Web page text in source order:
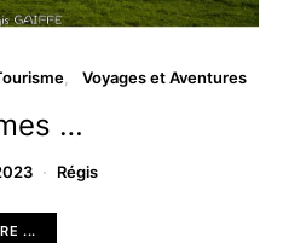
Voyages et Aventures
…
Régis
...